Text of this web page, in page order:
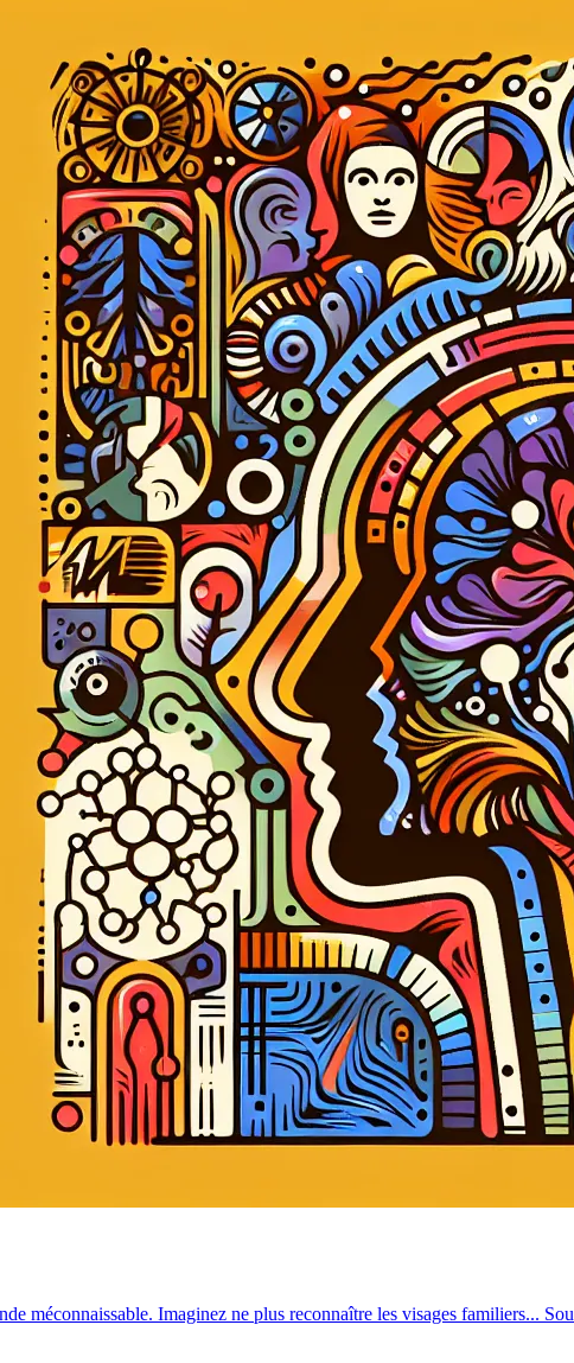
méconnaissable. Imaginez ne plus reconnaître les visages familiers...